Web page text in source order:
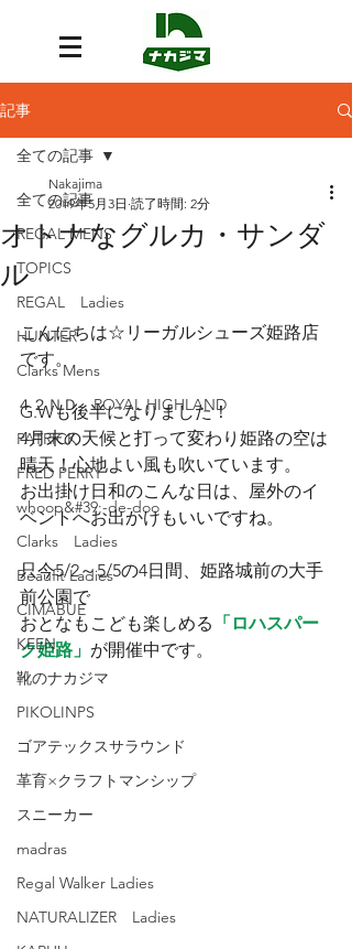
記事
全ての記事
REGAL MENS
TOPICS
REGAL Ladies
HUNTER
Clarks Mens
４２ＮＤ ROYAL HIGHLAND
PATRICK
FRED PERRY
whoop&#39;-de-doo
Clarks Ladies
Beaufit Ladies
CIMABUE
KEEN
靴のナカジマ
PIKOLINPS
ゴアテックスサラウンド
革育×クラフトマンシップ
スニーカー
madras
Regal Walker Ladies
NATURALIZER Ladies
全ての記事
オトナなグルカ・サンダ
ル
Nakajima
2019年5月3日 読了時間: 2分
こんにちは☆リーガルシューズ姫路店
です。
G.Wも後半になりました！
4月末の天候と打って変わり姫路の空は
晴天！心地よい風も吹いています。
お出掛け日和のこんな日は、屋外のイ
ベントへお出かけもいいですね。
只今5/2～5/5の4日間、姫路城前の大手
前公園で
おとなもこども楽しめる 「ロハスパー
ク姫路」 が開催中です。